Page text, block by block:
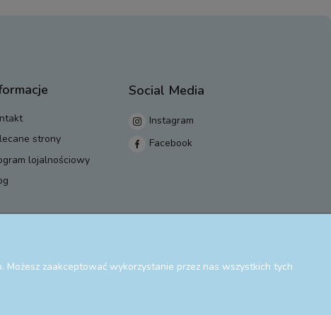
strony
lojalnościowy
Social Media
Instagram
Facebook
zaakceptować wykorzystanie przez nas wszystkich tych